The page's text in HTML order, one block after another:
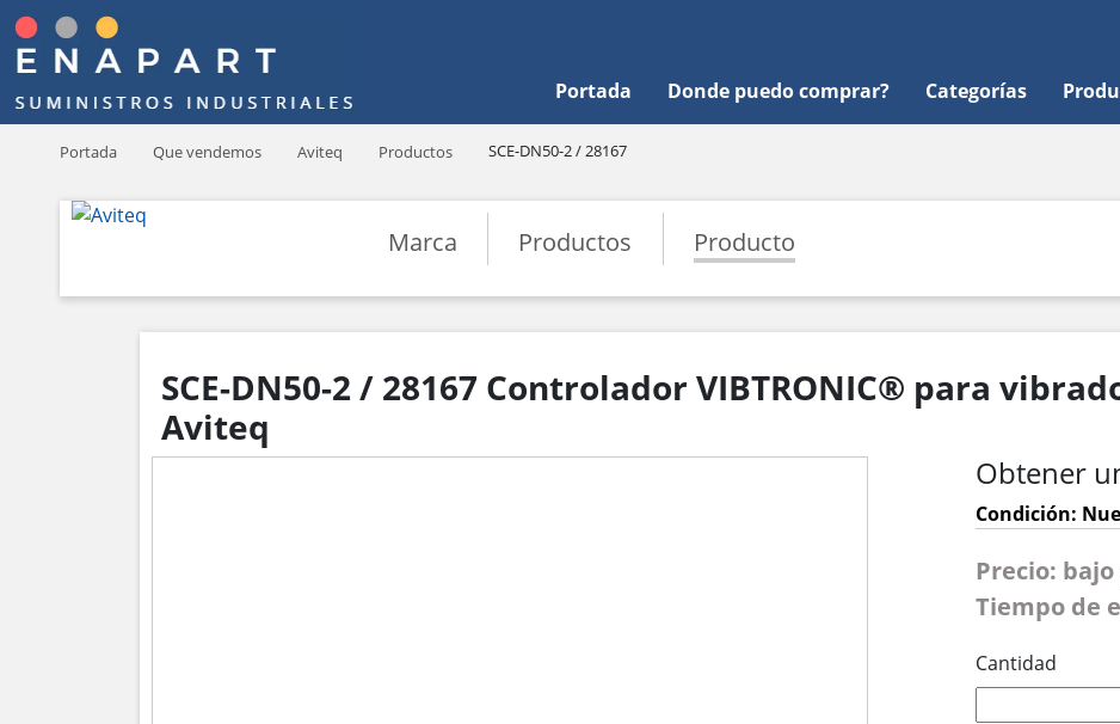
Portada Donde puedo comprar? Categorías
Portada Que vendemos Aviteq Productos SCE-DN50-2 / 28167
Marca Productos Producto
SCE-DN50-2 / 28167 Controlador VIBTRONIC® para
Aviteq
Obtener
Condición:
Precio:
Tiempo de
Cantidad